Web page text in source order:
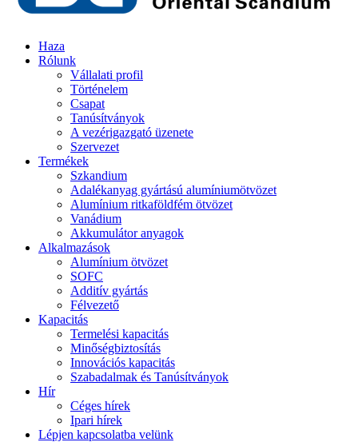
Haza
Rólunk
Vállalati profil
Történelem
Csapat
Tanúsítványok
A vezérigazgató üzenete
Szervezet
Termékek
Szkandium
Adalékanyag gyártású alumíniumötvözet
Alumínium ritkaföldfém ötvözet
Vanádium
Akkumulátor anyagok
Alkalmazások
Alumínium ötvözet
SOFC
Additív gyártás
Félvezető
Kapacitás
Termelési kapacitás
Minőségbiztosítás
Innovációs kapacitás
Szabadalmak és Tanúsítványok
Hír
Céges hírek
Ipari hírek
Lépjen kapcsolatba velünk